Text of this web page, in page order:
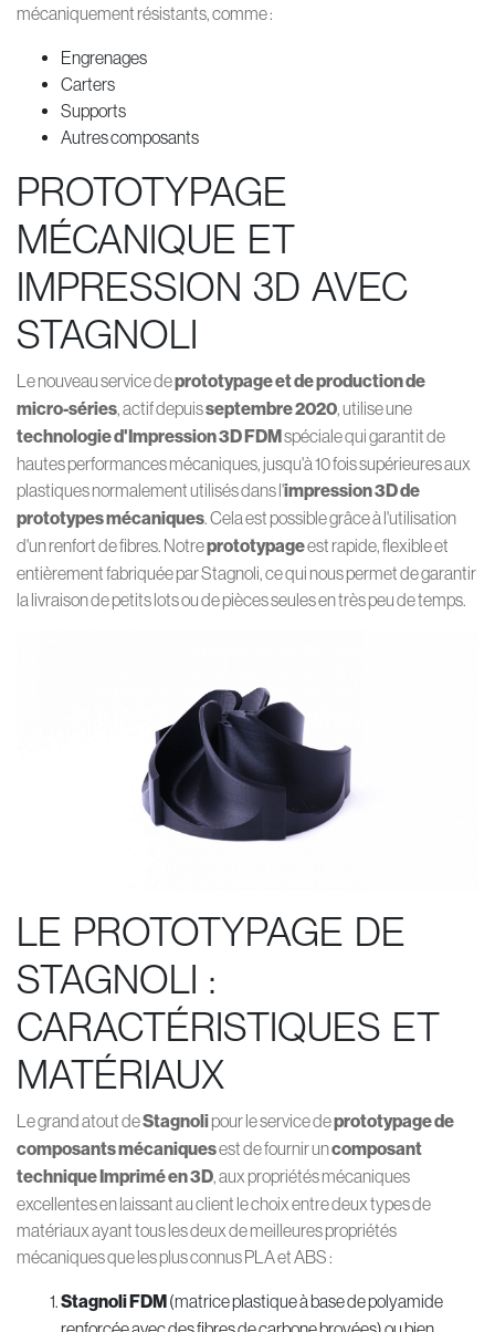
mécaniquement résistants, comme :
Engrenages
Carters
Supports
Autres composants
PROTOTYPAGE
MÉCANIQUE ET
IMPRESSION 3D AVEC
STAGNOLI
Le nouveau service deprototypage et de production de
micro-séries, actif depuisseptembre 2020, utilise une
technologie d'Impression 3D FDMspéciale qui garantit de
hautes performances mécaniques, jusqu'à 10 fois supérieures aux
plastiques normalement utilisés dans l'impression 3D de
prototypes mécaniques. Cela est possible grâce à l'utilisation
d'un renfort de fibres. Notreprototypageest rapide, flexible et
entièrement fabriquée par Stagnoli, ce qui nous permet de garantir
la livraison de petits lots ou de pièces seules en très peu de temps.
LE PROTOTYPAGE DE
STAGNOLI :
CARACTÉRISTIQUES ET
MATÉRIAUX
Le grand atout deStagnolipour le service deprototypage de
composants mécaniquesest de fournir uncomposant
technique Imprimé en 3D, aux propriétés mécaniques
excellentes en laissant au client le choix entre deux types de
matériaux ayant tous les deux de meilleures propriétés
mécaniques que les plus connus PLA et ABS :
Stagnoli FDM(matrice plastique à base de polyamide